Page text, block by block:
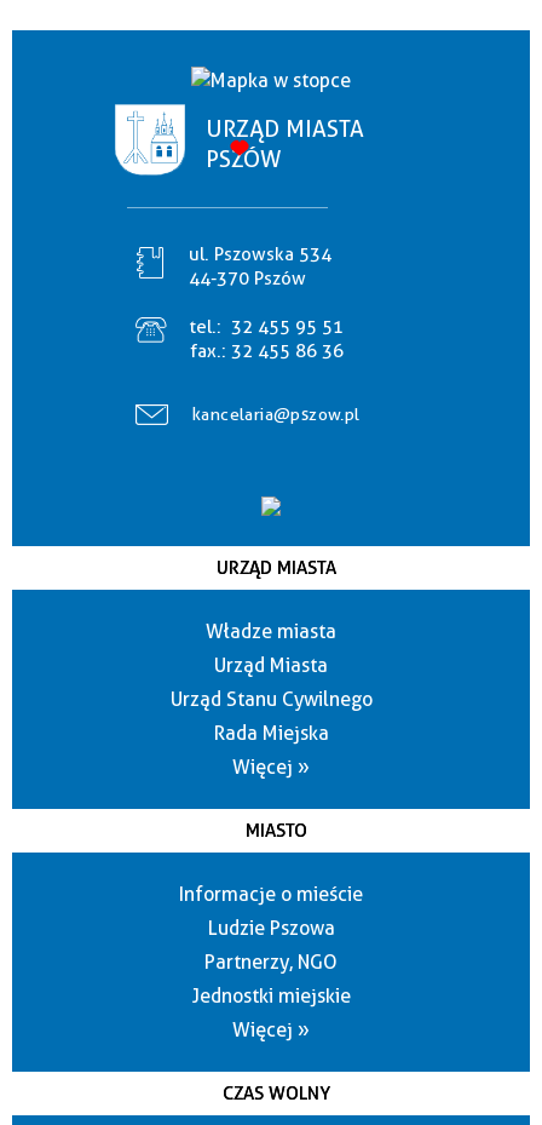
URZĄD MIASTA
PSZÓW
ul. Pszowska 534
44-370 Pszów
tel.: 32 455 95 51
fax.: 32 455 86 36
kancelaria@pszow.pl
URZĄD MIASTA
Władze miasta
Urząd Miasta
Urząd Stanu Cywilnego
Rada Miejska
Więcej »
MIASTO
Informacje o mieście
Ludzie Pszowa
Partnerzy, NGO
Jednostki miejskie
Więcej »
CZAS WOLNY